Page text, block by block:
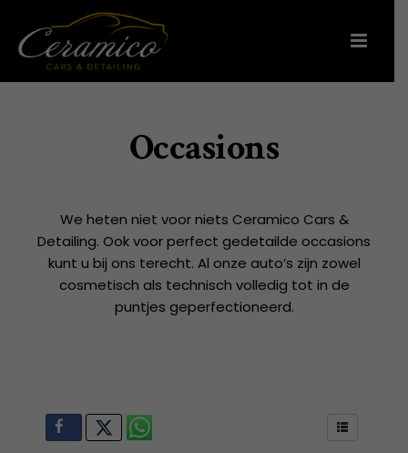
Occasions
We heten niet voor niets Ceramico Cars &
Detailing. Ook voor perfect gedetailde occasions
kunt u bij ons terecht. Al onze auto’s zijn zowel
cosmetisch als technisch volledig tot in de
puntjes geperfectioneerd.